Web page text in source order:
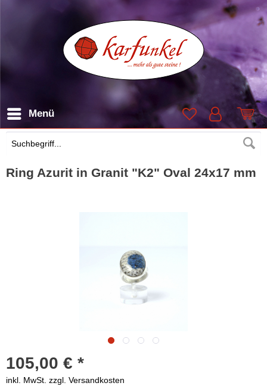
Suchen
Menü
Ring Azurit in Granit "K2" Oval 24x17 mm
105,00 € *
inkl. MwSt. zzgl. Versandkosten